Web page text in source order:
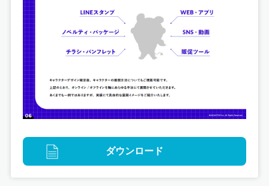
レスレリアーナのアトリエ ～忘れられた錬金術と極
ダウンロード